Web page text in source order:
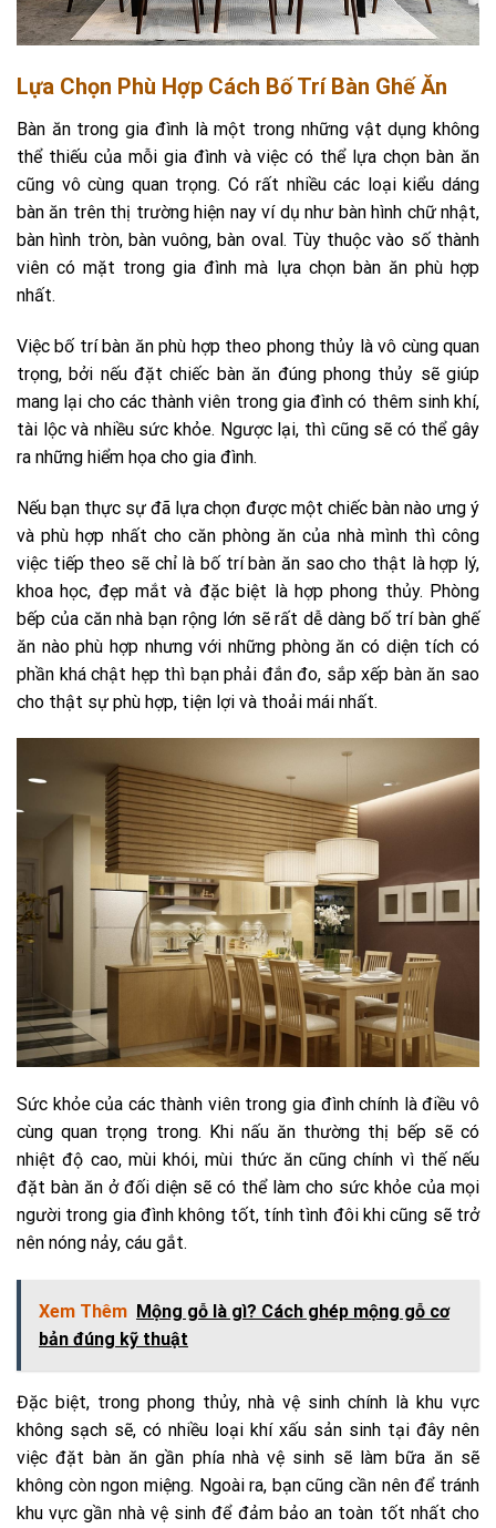
Lựa Chọn Phù Hợp Cách Bố Trí Bàn Ghế Ăn
Bàn ăn trong gia đình là một trong những vật dụng không
thể thiếu của mỗi gia đình và việc có thể lựa chọn bàn ăn
cũng vô cùng quan trọng. Có rất nhiều các loại kiểu dáng
bàn ăn trên thị trường hiện nay ví dụ như bàn hình chữ nhật,
bàn hình tròn, bàn vuông, bàn oval. Tùy thuộc vào số thành
viên có mặt trong gia đình mà lựa chọn bàn ăn phù hợp
nhất.
Việc bố trí bàn ăn phù hợp theo phong thủy là vô cùng quan
trọng, bởi nếu đặt chiếc bàn ăn đúng phong thủy sẽ giúp
mang lại cho các thành viên trong gia đình có thêm sinh khí,
tài lộc và nhiều sức khỏe. Ngược lại, thì cũng sẽ có thể gây
ra những hiểm họa cho gia đình.
Nếu bạn thực sự đã lựa chọn được một chiếc bàn nào ưng ý
và phù hợp nhất cho căn phòng ăn của nhà mình thì công
việc tiếp theo sẽ chỉ là bố trí bàn ăn sao cho thật là hợp lý,
khoa học, đẹp mắt và đặc biệt là hợp phong thủy. Phòng
bếp của căn nhà bạn rộng lớn sẽ rất dễ dàng bố trí bàn ghế
ăn nào phù hợp nhưng với những phòng ăn có diện tích có
phần khá chật hẹp thì bạn phải đắn đo, sắp xếp bàn ăn sao
cho thật sự phù hợp, tiện lợi và thoải mái nhất.
Sức khỏe của các thành viên trong gia đình chính là điều vô
cùng quan trọng trong. Khi nấu ăn thường thị bếp sẽ có
nhiệt độ cao, mùi khói, mùi thức ăn cũng chính vì thế nếu
đặt bàn ăn ở đối diện sẽ có thể làm cho sức khỏe của mọi
người trong gia đình không tốt, tính tình đôi khi cũng sẽ trở
nên nóng nảy, cáu gắt.
Xem Thêm Mộng gỗ là gì? Cách ghép mộng gỗ cơ
bản đúng kỹ thuật
Đặc biệt, trong phong thủy, nhà vệ sinh chính là khu vực
không sạch sẽ, có nhiều loại khí xấu sản sinh tại đây nên
việc đặt bàn ăn gần phía nhà vệ sinh sẽ làm bữa ăn sẽ
không còn ngon miệng. Ngoài ra, bạn cũng cần nên để tránh
khu vực gần nhà vệ sinh để đảm bảo an toàn tốt nhất cho